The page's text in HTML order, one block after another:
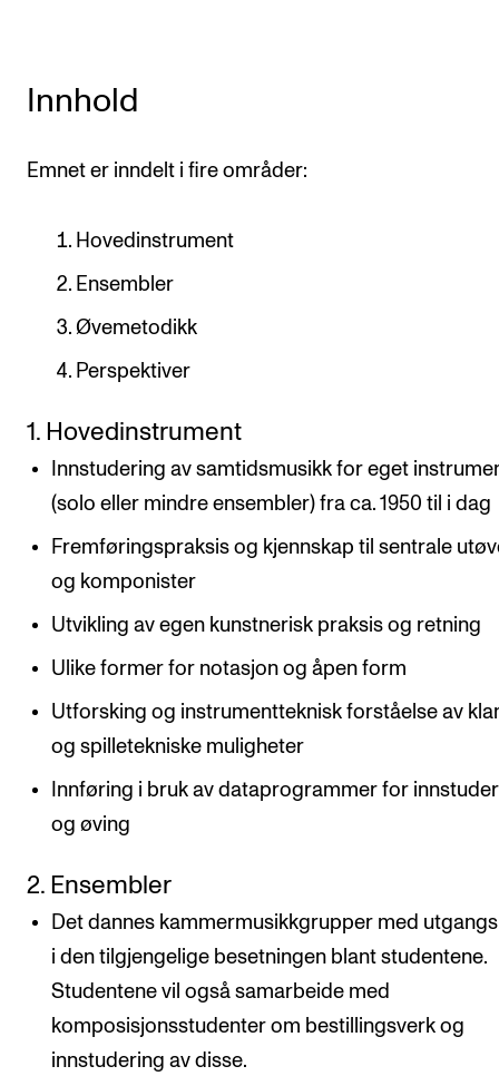
Innhold
Emnet er inndelt i fire områder:
Hovedinstrument
Ensembler
Øvemetodikk
Perspektiver
1. Hovedinstrument
Innstudering av samtidsmusikk for eget
(solo eller mindre ensembler) fra ca. 1950 til i dag
Fremføringspraksis og kjennskap til sentrale
og komponister
Utvikling av egen kunstnerisk praksis og retning
Ulike former for notasjon og åpen form
Utforsking og instrumentteknisk forståelse av
og spilletekniske muligheter
Innføring i bruk av dataprogrammer for
og øving
2. Ensembler
Det dannes kammermusikkgrupper med
i den tilgjengelige besetningen blant studentene.
Studentene vil også samarbeide med
komposisjonsstudenter om bestillingsverk og
innstudering av disse.